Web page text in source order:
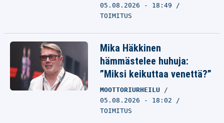
05.08.2026 - 18:49
TOIMITUS
Mika Häkkinen
hämmästelee huhuja:
”Miksi keikuttaa venettä?”
MOOTTORIURHEILU
05.08.2026 - 18:02
TOIMITUS